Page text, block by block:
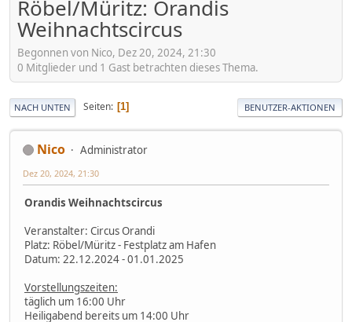
Röbel/Müritz: Orandis
Weihnachtscircus
Begonnen von Nico, Dez 20, 2024, 21:30
0 Mitglieder und 1 Gast betrachten dieses Thema.
NACH UNTEN Seiten 1 BENUTZER-AKTIONEN
Nico Administrator
Dez 20, 2024, 21:30
Orandis Weihnachtscircus
Veranstalter: Circus Orandi
Platz: Röbel/Müritz - Festplatz am Hafen
Datum: 22.12.2024 - 01.01.2025
Vorstellungszeiten:
täglich um 16:00 Uhr
Heiligabend bereits um 14:00 Uhr